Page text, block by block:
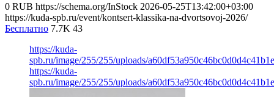
0 RUB https://schema.org/InStock 2026-05-25T13:42:00+03:00
https://kuda-spb.ru/event/kontsert-klassika-na-dvortsovoj-2026/
Бесплатно 7.7K 43
https://kuda-
spb.ru/image/255/255/uploads/
https://kuda-
spb.ru/image/255/255/uploads/